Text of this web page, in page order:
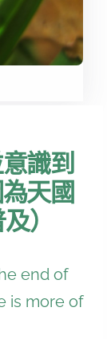
識到
天國
）
end of
is more of